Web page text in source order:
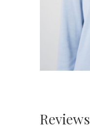
Reviews